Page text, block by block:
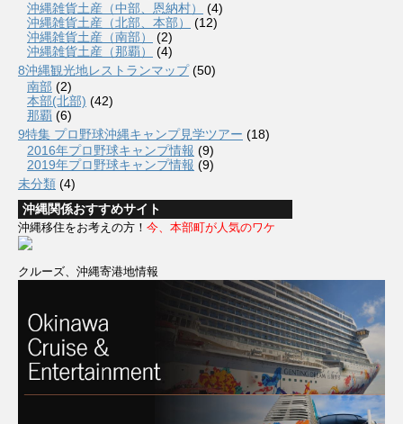
沖縄雑貨土産（中部、恩納村）
(4)
沖縄雑貨土産（北部、本部）
(12)
沖縄雑貨土産（南部）
(2)
沖縄雑貨土産（那覇）
(4)
8沖縄観光地レストランマップ(50)
南部 (2)
本部(北部) (42)
那覇 (6)
9特集 プロ野球沖縄キャンプ見学ツアー (18)
2016年プロ野球キャンプ情報 (9)
2019年プロ野球キャンプ情報 (9)
未分類 (4)
沖縄関係おすすめサイト
沖縄移住をお考えの方！ 今、本部町が人気のワケ
クルーズ、沖縄寄港地情報